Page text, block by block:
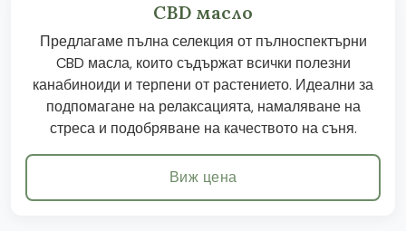
CBD масло
Предлагаме пълна селекция от пълноспектърни
CBD масла, които съдържат всички полезни
канабиноиди и терпени от растението. Идеални за
подпомагане на релаксацията, намаляване на
стреса и подобряване на качеството на съня.
Виж цена